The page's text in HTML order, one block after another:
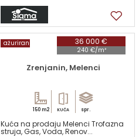
36 000 €
240 €/m²
ažuriran
Zrenjanin, Melenci
150 m2 KUĆA spr.
Kuća na prodaju Melenci Trofazna
struja, Gas, Voda, Renov...